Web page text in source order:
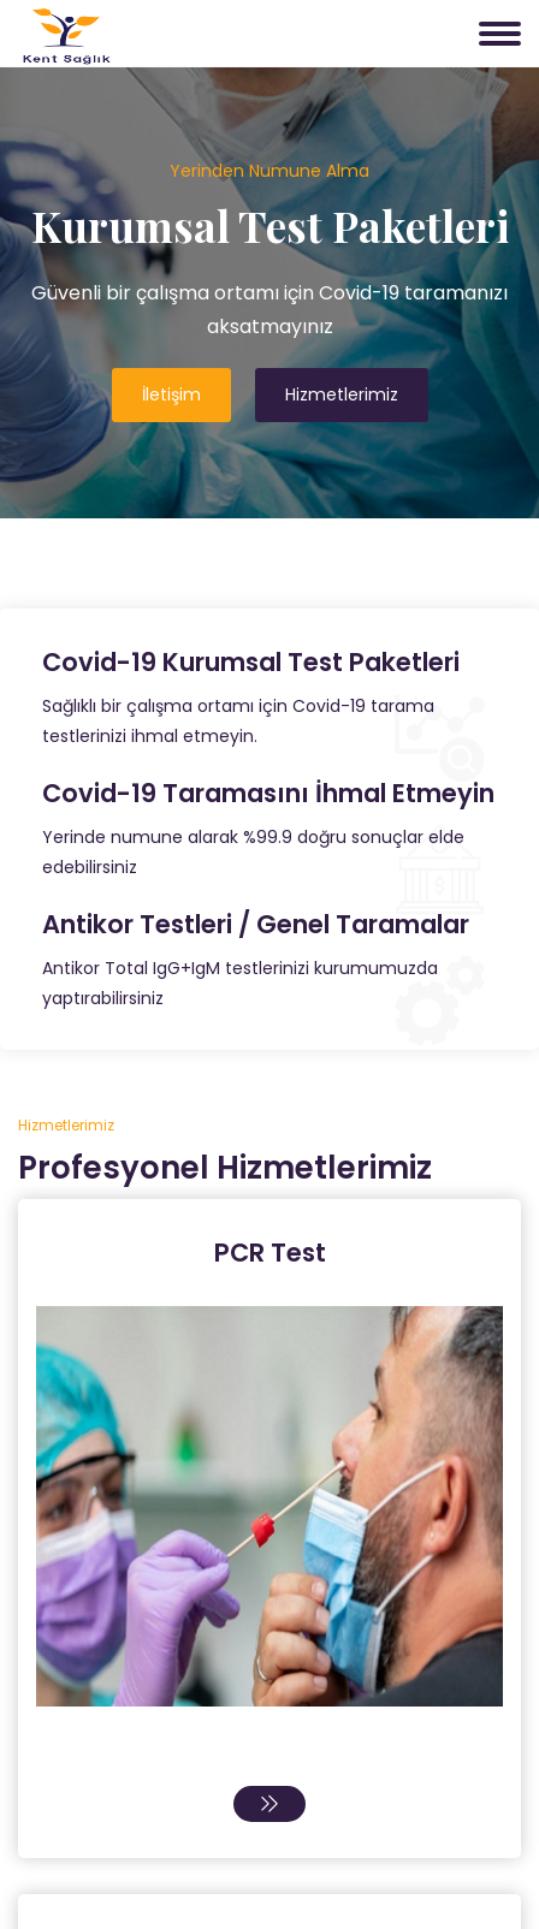
Yerinden Numune Alma
Kurumsal Test Paketleri
Güvenli bir çalışma ortamı için Covid-19 taramanızı
aksatmayınız
İletişim Hizmetlerimiz
Covid-19 Kurumsal Test Paketleri
Sağlıklı bir çalışma ortamı için Covid-19 tarama
testlerinizi ihmal etmeyin.
Covid-19 Taramasını İhmal Etmeyin
Yerinde numune alarak %99.9 doğru sonuçlar elde
edebilirsiniz
Antikor Testleri / Genel Taramalar
Antikor Total IgG+IgM testlerinizi kurumumuzda
yaptırabilirsiniz
Hizmetlerimiz
Profesyonel Hizmetlerimiz
PCR Test